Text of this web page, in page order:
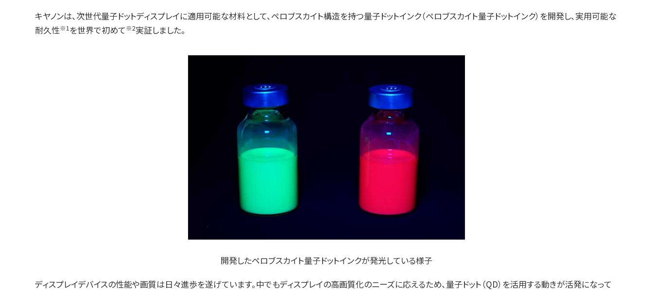
キヤノンは、次世代量子ドットディスプレイに適用可能な材料として、ペロブスカイト構造を持つ量子ドットインク（ペロブスカイト量子ドットインク）を開発し、実用可能な
耐久性※1を世界で初めて※2実証しました。
開発したペロブスカイト量子ドットインクが発光している様子
ディスプレイデバイスの性能や画質は日々進歩を遂げています。中でもディスプレイの高画質化のニーズに応えるため、量子ドット（QD）を活用する動きが活発になって